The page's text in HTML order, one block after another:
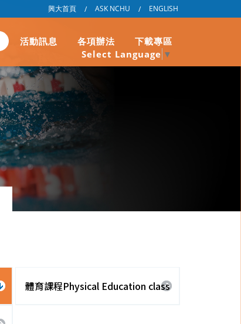
興大首頁 / ASK NCHU / ENGLISH
活動訊息 各項辦法
下載專區
Select Language ▼
體育課程Physical Education class